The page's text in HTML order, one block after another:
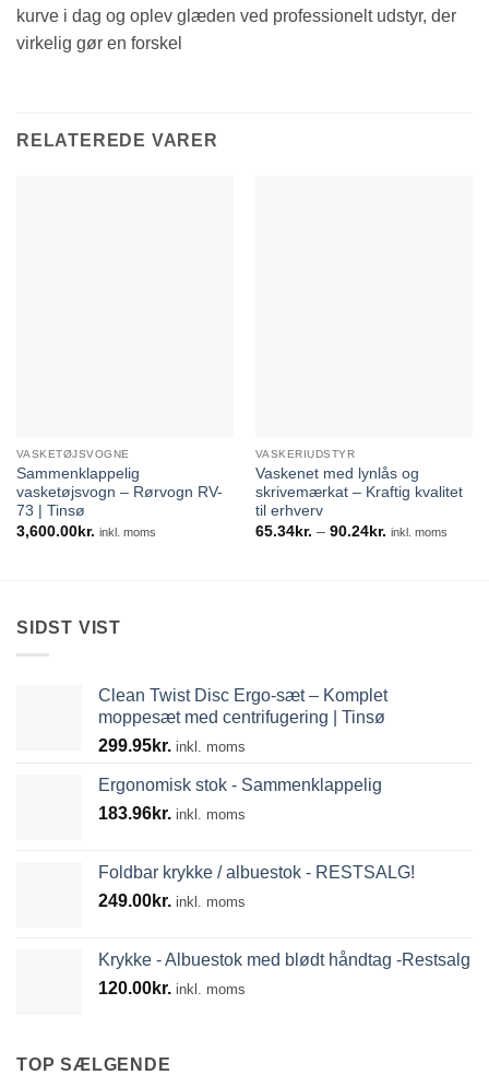
kurve i dag og oplev glæden ved professionelt udstyr, der
virkelig gør en forskel
RELATEREDE VARER
VASKETØJSVOGNE
Sammenklappelig
vasketøjsvogn – Rørvogn RV-
73 | Tinsø
3,600.00kr. inkl. moms
VASKERIUDSTYR
Vaskenet med lynlås og
skrivemærkat – Kraftig kvalitet
til erhverv
65.34kr. – 90.24kr. Prisinterval:
inkl. moms
SIDST VIST
Clean Twist Disc Ergo-sæt – Komplet
moppesæt med centrifugering | Tinsø
299.95kr. inkl. moms
Ergonomisk stok - Sammenklappelig
183.96kr. inkl. moms
Foldbar krykke / albuestok - RESTSALG!
249.00kr. inkl. moms
Krykke - Albuestok med blødt håndtag -Restsalg
120.00kr. inkl. moms
TOP SÆLGENDE